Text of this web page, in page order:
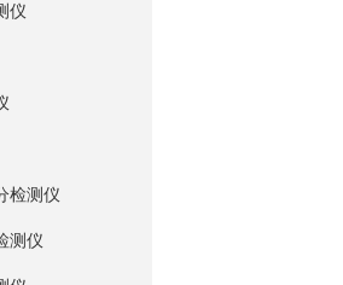
仪
检测仪
测仪